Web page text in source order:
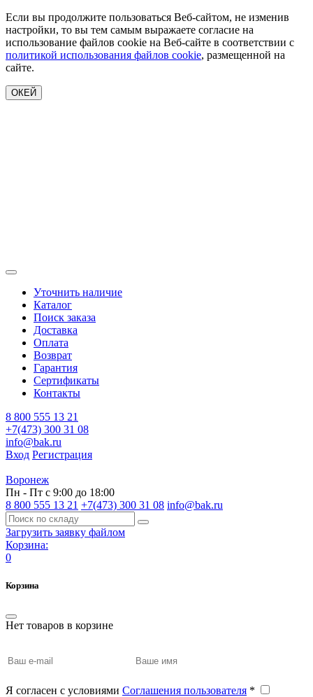
Если вы продолжите пользоваться Веб-сайтом, не изменив
настройки, то вы тем самым выражаете согласие на
использование файлов cookie на Веб-сайте в соответствии с
политикой использования файлов cookie, размещенной на
сайте.
ОКЕЙ
Уточнить наличие
Каталог
Поиск заказа
Доставка
Оплата
Возврат
Гарантия
Сертификаты
Контакты
8 800 555 13 21
+7(473) 300 31 08
info@bak.ru
Вход Регистрация
Воронеж
Пн - Пт с 9:00 до 18:00
8 800 555 13 21 +7(473) 300 31 08 info@bak.ru
Загрузить заявку файлом
Корзина:
0
Корзина
Нет товаров в корзине
Я согласен с условиями Соглашения пользователя *